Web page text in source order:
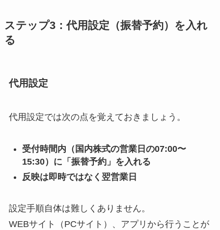
ステップ3：代用設定（振替予約）を入れ
る
代用設定
代用設定では次の点を覚えておきましょう。
受付時間内（国内株式の営業日の07:00〜
15:30）に「振替予約」を入れる
反映は即時ではなく翌営業日
設定手順自体は難しくありません。
WEBサイト（PCサイト）、アプリから行うことが